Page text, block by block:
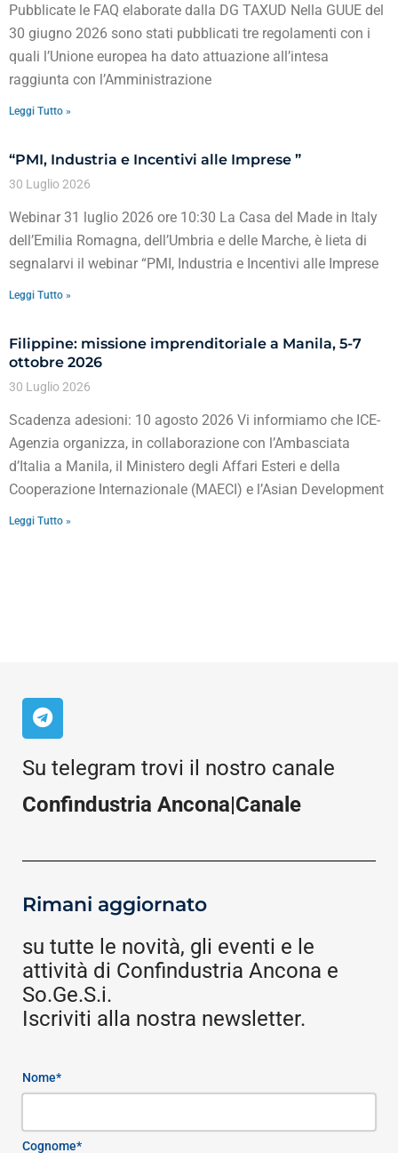
Pubblicate le FAQ elaborate dalla DG TAXUD Nella GUUE del
30 giugno 2026 sono stati pubblicati tre regolamenti con i
quali l’Unione europea ha dato attuazione all’intesa
raggiunta con l’Amministrazione
Leggi Tutto »
“PMI, Industria e Incentivi alle Imprese ”
30 Luglio 2026
Webinar 31 luglio 2026 ore 10:30 La Casa del Made in Italy
dell’Emilia Romagna, dell’Umbria e delle Marche, è lieta di
segnalarvi il webinar “PMI, Industria e Incentivi alle Imprese
Leggi Tutto »
Filippine: missione imprenditoriale a Manila, 5-7
ottobre 2026
30 Luglio 2026
Scadenza adesioni: 10 agosto 2026 Vi informiamo che ICE-
Agenzia organizza, in collaborazione con l’Ambasciata
d’Italia a Manila, il Ministero degli Affari Esteri e della
Cooperazione Internazionale (MAECI) e l’Asian Development
Leggi Tutto »
Su telegram trovi il nostro canale
Confindustria Ancona|Canale
Rimani aggiornato
su tutte le novità, gli eventi e le
attività di Confindustria Ancona e
So.Ge.S.i.
Iscriviti alla nostra newsletter.
Nome*
Cognome*